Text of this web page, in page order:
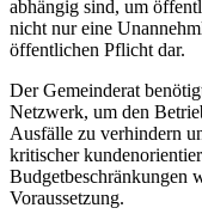
abhängig sind, um
nicht nur eine
öffentlichen Pflicht dar.
Der Gemeinderat
Netzwerk, um den
Ausfälle zu verhindern
kritischer
Budgetbeschränkungen
Voraussetzung.